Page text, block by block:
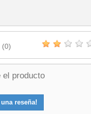
(0)
el producto
reseña!